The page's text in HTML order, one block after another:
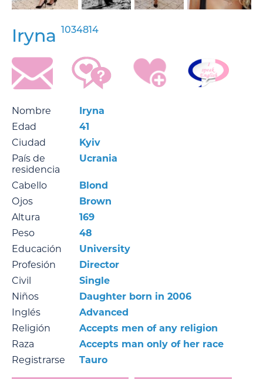
Iryna 1034814
Nombre
Iryna
Edad
41
Ciudad
Kyiv
País de
residencia
Ucrania
Cabello
Blond
Ojos
Brown
Altura
169
Peso
48
Educación
University
Profesión
Director
Civil
Single
Niños
Daughter born in 2006
Inglés
Advanced
Religión
Accepts men of any religion
Raza
Accepts man only of her race
Registrarse
Tauro